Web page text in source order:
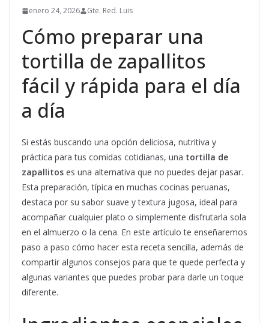
enero 24, 2026 Gte. Red. Luis
Cómo preparar una
tortilla de zapallitos
fácil y rápida para el día
a día
Si estás buscando una opción deliciosa, nutritiva y
práctica para tus comidas cotidianas, una tortilla de
zapallitos es una alternativa que no puedes dejar pasar.
Esta preparación, típica en muchas cocinas peruanas,
destaca por su sabor suave y textura jugosa, ideal para
acompañar cualquier plato o simplemente disfrutarla sola
en el almuerzo o la cena. En este artículo te enseñaremos
paso a paso cómo hacer esta receta sencilla, además de
compartir algunos consejos para que te quede perfecta y
algunas variantes que puedes probar para darle un toque
diferente.